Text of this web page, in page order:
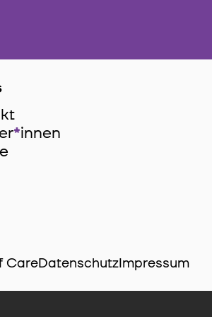
*innen
CareDatenschutzImpressum